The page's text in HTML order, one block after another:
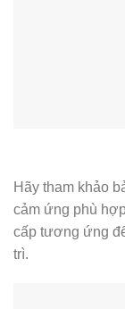
Hãy tham khảo
cảm ứng phù
cấp tương ứng
trì.